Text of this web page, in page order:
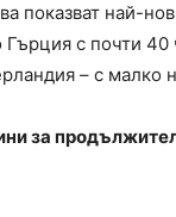
показват най-
с почти
– с малко
за